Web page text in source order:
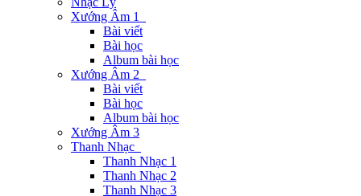
Xướng Âm 1
Bài viết
Bài học
Album bài học
Xướng Âm 2
Bài viết
Bài học
Album bài học
Xướng Âm 3
Thanh Nhạc
Thanh Nhạc 1
Thanh Nhạc 2
Thanh Nhạc 3